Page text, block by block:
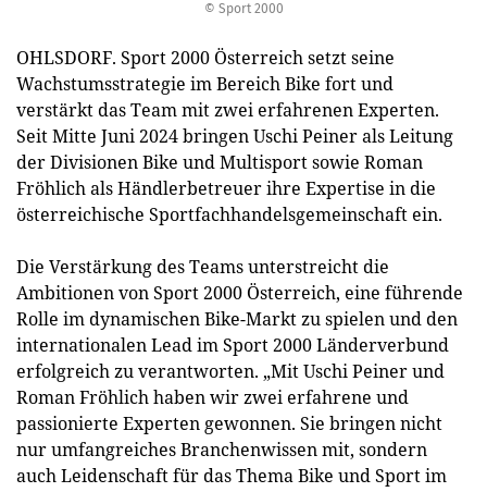
© Sport 2000
OHLSDORF. Sport 2000 Österreich setzt seine
Wachstumsstrategie im Bereich Bike fort und
verstärkt das Team mit zwei erfahrenen Experten.
Seit Mitte Juni 2024 bringen Uschi Peiner als Leitung
der Divisionen Bike und Multisport sowie Roman
Fröhlich als Händlerbetreuer ihre Expertise in die
österreichische Sportfachhandelsgemeinschaft ein.
Die Verstärkung des Teams unterstreicht die
Ambitionen von Sport 2000 Österreich, eine führende
Rolle im dynamischen Bike-Markt zu spielen und den
internationalen Lead im Sport 2000 Länderverbund
erfolgreich zu verantworten. „Mit Uschi Peiner und
Roman Fröhlich haben wir zwei erfahrene und
passionierte Experten gewonnen. Sie bringen nicht
nur umfangreiches Branchenwissen mit, sondern
auch Leidenschaft für das Thema Bike und Sport im